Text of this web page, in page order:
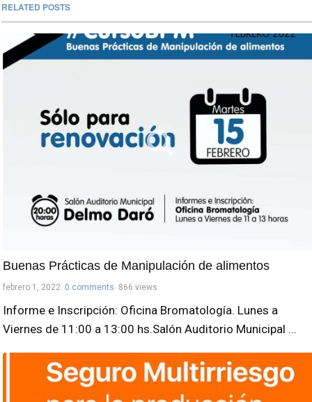
RELATED POSTS
Buenas Prácticas de Manipulación de alimentos
febrero 1, 2022 0 comments 866 views
Informe e Inscripción: Oficina Bromatología. Lunes a
Viernes de 11:00 a 13:00 hs.Salón Auditorio Municipal ...